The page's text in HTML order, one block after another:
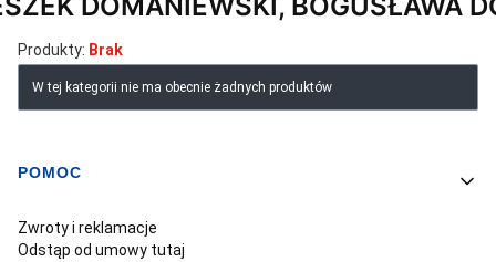
Produkty: Brak
Lista produktów
W tej kategorii nie ma obecnie żadnych produktów
Linki w stopce
POMOC
Zwroty i reklamacje
Odstąp od umowy tutaj